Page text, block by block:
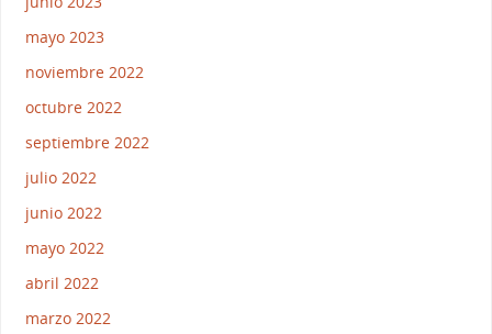
mayo 2023
noviembre 2022
octubre 2022
septiembre 2022
julio 2022
junio 2022
mayo 2022
abril 2022
marzo 2022